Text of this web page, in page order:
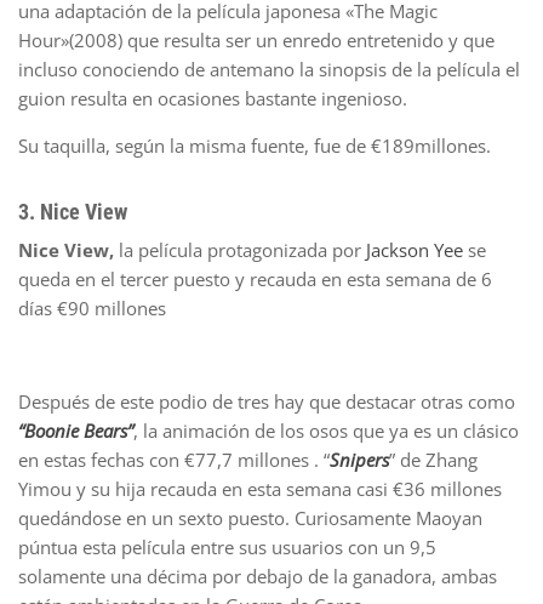
una adaptación de la película japonesa «The Magic
Hour»(2008) que resulta ser un enredo entretenido y que
incluso conociendo de antemano la sinopsis de la película el
guion resulta en ocasiones bastante ingenioso.
Su taquilla, según la misma fuente, fue de €189millones.
3. Nice View
Nice View, la película protagonizada por Jackson Yee se
queda en el tercer puesto y recauda en esta semana de 6
días €90 millones
Después de este podio de tres hay que destacar otras como
“Boonie Bears”, la animación de los osos que ya es un clásico
en estas fechas con €77,7 millones . “Snipers” de Zhang
Yimou y su hija recauda en esta semana casi €36 millones
quedándose en un sexto puesto. Curiosamente Maoyan
púntua esta película entre sus usuarios con un 9,5
solamente una décima por debajo de la ganadora, ambas